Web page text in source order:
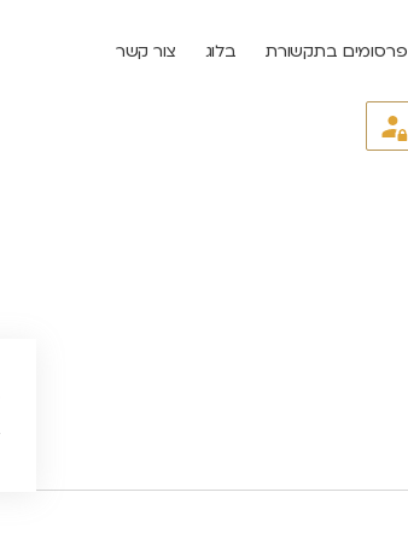
פרסומים בתקשורת בלוג צור קשר